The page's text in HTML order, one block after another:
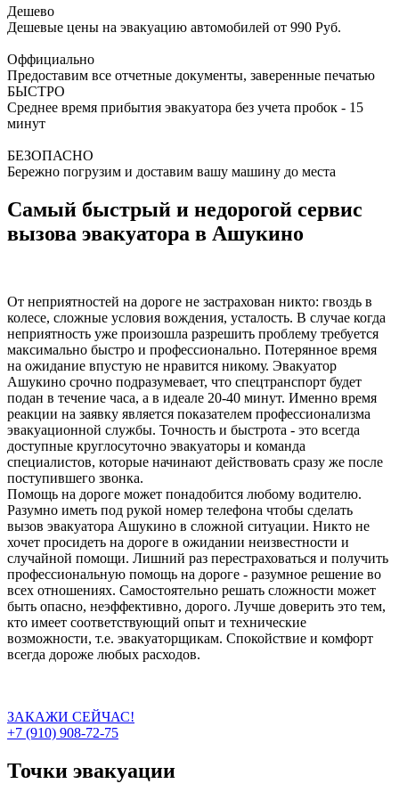
Дешево
Дешевые цены на эвакуацию автомобилей от 990 Руб.
Оффициально
Предоставим все отчетные документы, заверенные печатью
БЫСТРО
Среднее время прибытия эвакуатора без учета пробок - 15
минут
БЕЗОПАСНО
Бережно погрузим и доставим вашу машину до места
Самый быстрый и недорогой сервис
вызова эвакуатора в Ашукино
От неприятностей на дороге не застрахован никто: гвоздь в
колесе, сложные условия вождения, усталость. В случае когда
неприятность уже произошла разрешить проблему требуется
максимально быстро и профессионально. Потерянное время
на ожидание впустую не нравится никому. Эвакуатор
Ашукино срочно подразумевает, что спецтранспорт будет
подан в течение часа, а в идеале 20-40 минут. Именно время
реакции на заявку является показателем профессионализма
эвакуационной службы. Точность и быстрота - это всегда
доступные круглосуточно эвакуаторы и команда
специалистов, которые начинают действовать сразу же после
поступившего звонка.
Помощь на дороге может понадобится любому водителю.
Разумно иметь под рукой номер телефона чтобы сделать
вызов эвакуатора Ашукино в сложной ситуации. Никто не
хочет просидеть на дороге в ожидании неизвестности и
случайной помощи. Лишний раз перестраховаться и получить
профессиональную помощь на дороге - разумное решение во
всех отношениях. Самостоятельно решать сложности может
быть опасно, неэффективно, дорого. Лучше доверить это тем,
кто имеет соответствующий опыт и технические
возможности, т.е. эвакуаторщикам. Спокойствие и комфорт
всегда дороже любых расходов.
ЗАКАЖИ СЕЙЧАС!
+7 (910) 908-72-75
Точки эвакуации